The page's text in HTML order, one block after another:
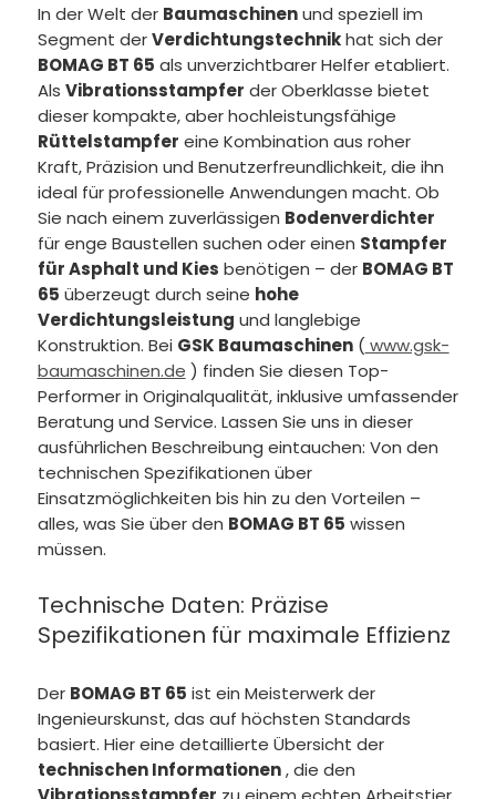
In der Welt der Baumaschinenund speziell im
Segment derVerdichtungstechnikhat sich der
BOMAG BT 65 als unverzichtbarer Helfer etabliert.
Als Vibrationsstampfer der Oberklasse bietet
dieser kompakte, aber hochleistungsfähige
Rüttelstampfer eine Kombination aus roher
Kraft, Präzision und Benutzerfreundlichkeit, die ihn
ideal für professionelle Anwendungen macht. Ob
Sie nach einem zuverlässigen Bodenverdichter
für enge Baustellen suchen oder einen Stampfer
für Asphalt und Kies benötigen – der BOMAG BT
65 überzeugt durch seine hohe
Verdichtungsleistung und langlebige
Konstruktion. Bei GSK Baumaschinen(www.gsk-
baumaschinen.de ) finden Sie diesen Top-
Performer in Originalqualität, inklusive umfassender
Beratung und Service. Lassen Sie uns in dieser
ausführlichen Beschreibung eintauchen: Von den
technischen Spezifikationen über
Einsatzmöglichkeiten bis hin zu den Vorteilen –
alles, was Sie über den BOMAG BT 65 wissen
müssen.
Technische Daten: Präzise
Spezifikationen für maximale Effizienz
Der BOMAG BT 65 ist ein Meisterwerk der
Ingenieurskunst, das auf höchsten Standards
basiert. Hier eine detaillierte Übersicht der
technischen Informationen, die den